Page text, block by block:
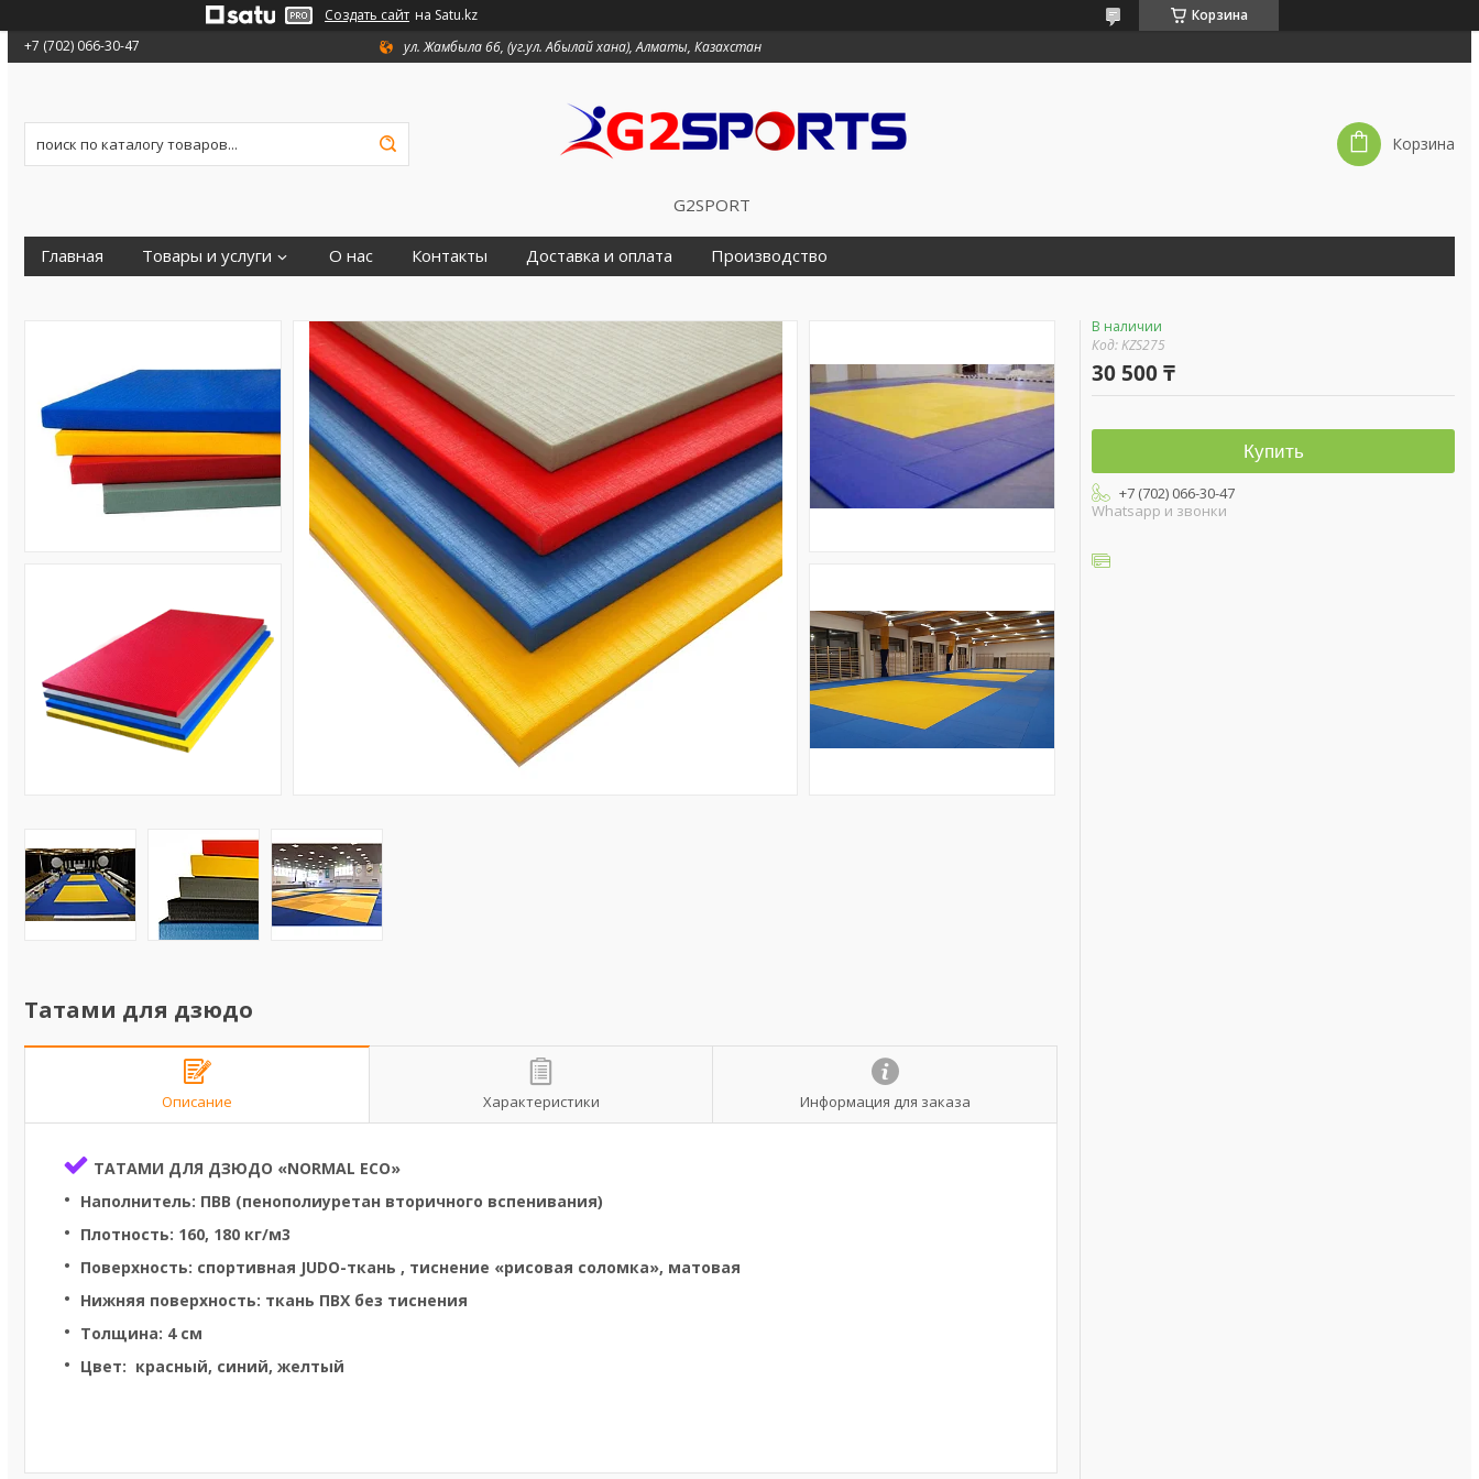
Создать сайт на Satu.kz
Корзина
+7 (702) 066-30-47
ул. Жамбыла 66, (уг.ул. Абылай хана), Алматы, Казахстан
G2SPORT
Корзина
Главная Товары и услуги О нас Контакты Доставка и оплата Производство
Татами для дзюдо
Описание Характеристики Информация для заказа
ТАТАМИ ДЛЯ ДЗЮДО «NORMAL ECO»
Наполнитель: ПВВ (пенополиуретан вторичного вспенивания)
Плотность: 160, 180 кг/м3
Поверхность: спортивная JUDO-ткань , тиснение «рисовая соломка», матовая
Нижняя поверхность: ткань ПВХ без тиснения
Толщина: 4 см
Цвет: красный, синий, желтый
В наличии
Код:KZS275
30 500 ₸
Купить
+7 (702) 066-30-47
Whatsapp и звонки